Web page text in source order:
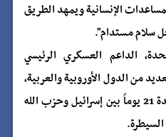
الإنسانية ويمهد الطريق
سلام مستدام".
الداعم العسكري الرئيسي
من الدول الأوروبية والعربية،
إلى وقف موقت لإطلاق النار لمدة 21 يوماً بين إسرائيل وحزب الله